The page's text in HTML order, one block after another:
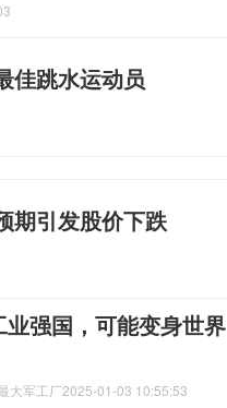
佳跳水运动员
期引发股价下跌
强国，可能变身世界
大军工厂2025-01-03 10:55:53